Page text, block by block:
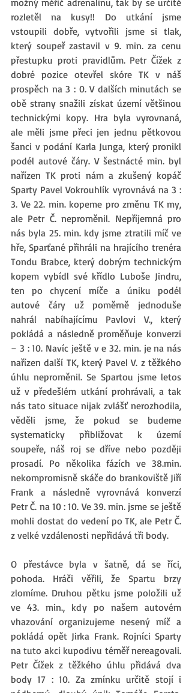
možný měřič adrenalinu, tak by se určitě
rozletěl na kusy!! Do utkání jsme
vstoupili dobře, vytvořili jsme si tlak,
který soupeř zastavil v 9. min. za cenu
přestupku proti pravidlům. Petr Čížek z
dobré pozice otevřel skóre TK v náš
prospěch na 3 : 0. V dalších minutách se
obě strany snažili získat území většinou
technickými kopy. Hra byla vyrovnaná,
ale měli jsme přeci jen jednu pětkovou
šanci v podání Karla Junga, který pronikl
podél autové čáry. V šestnácté min. byl
nařízen TK proti nám a zkušený kopáč
Sparty Pavel Vokrouhlík vyrovnává na 3 :
3. Ve 22. min. kopeme pro změnu TK my,
ale Petr Č. neproměnil. Nepříjemná pro
nás byla 25. min. kdy jsme ztratili míč ve
hře, Sparťané přihráli na hrajícího trenéra
Tondu Brabce, který dobrým technickým
kopem vybídl své křídlo Luboše Jindru,
ten po chycení míče a úniku podél
autové čáry už poměrně jednoduše
nahrál nabíhajícímu Pavlovi V., který
pokládá a následně proměňuje konverzi
– 3 : 10. Navíc ještě v e 32. min. je na nás
nařízen další TK, který Pavel V. z těžkého
úhlu neproměnil. Se Spartou jsme letos
už v předešlém utkání prohrávali, a tak
nás tato situace nijak zvlášť nerozhodila,
věděli jsme, že pokud se budeme
systematicky přibližovat k území
soupeře, náš roj se dříve nebo později
prosadí. Po několika fázích ve 38.min.
nekompromisně skáče do brankoviště Jiří
Frank a následně vyrovnává konverzí
Petr Č. na 10 : 10. Ve 39. min. jsme se ještě
mohli dostat do vedení po TK, ale Petr Č.
z velké vzdálenosti nepřidává tři body.
O přestávce byla v šatně, dá se říci,
pohoda. Hráči věřili, že Spartu brzy
zlomíme. Druhou pětku jsme položili už
ve 43. min., kdy po našem autovém
vhazování organizujeme nesený míč a
pokládá opět Jirka Frank. Rojníci Sparty
na tuto akci kupodivu téměř nereagovali.
Petr Čížek z těžkého úhlu přidává dva
body 17 : 10. Za zmínku určitě stojí i